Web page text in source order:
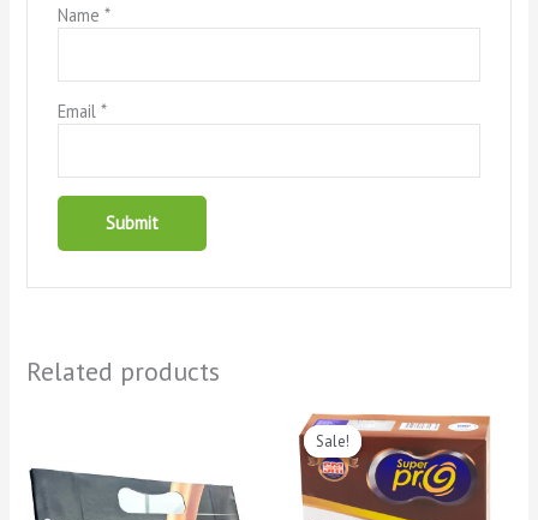
Name *
Email *
Related products
Sale!
Sale!
Original
price
was:
රු2900.
Current
price
is:
රු2800.